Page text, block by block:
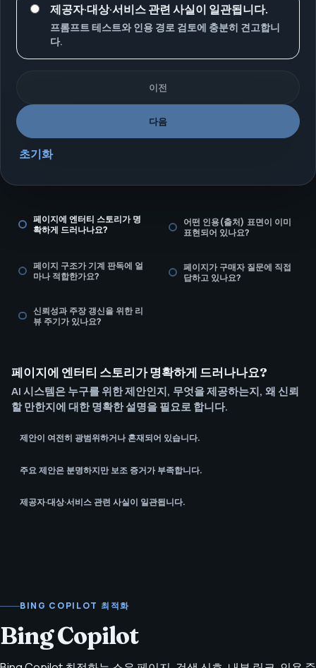
제공자·대상·서비스 관련 사실이 일관됩니다.
프롬프트 테스트와 인용 경로 검토에 충분히 견고합니
다.
이전
다음
초기화
페이지에 엔터티 스토리가 명
확하게 드러나나요?
어떤 인용(출처) 표면이 이미
표현되어 있나요?
페이지 구조가 기계 판독에 얼
마나 적합한가요?
페이지가 구매자 질문에 직접
답하고 있나요?
신뢰성과 주장 갱신을 위한 리
뷰 주기가 있나요?
페이지에 엔터티 스토리가 명확하게 드러나나요?
AI 시스템은 누구를 위한 제안인지, 무엇을 제공하는지, 왜 신뢰
할 만한지에 대한 명확한 설명을 필요로 합니다.
제안이 여전히 광범위하거나 혼재되어 있습니다.
주요 제안은 분명하지만 보조 증거가 부족합니다.
제공자·대상·서비스 관련 사실이 일관됩니다.
BING COPILOT 최적화
Bing Copilot